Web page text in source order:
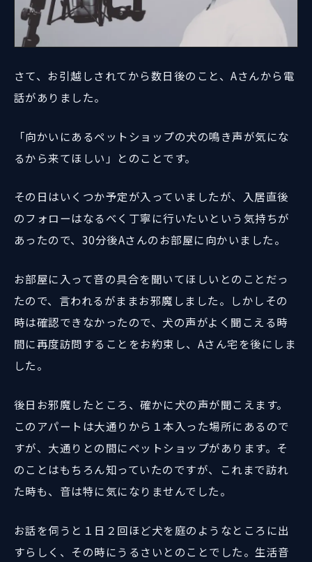
さて、お引越しされてから数日後のこと、Aさんから電
話がありました。
「向かいにあるペットショップの犬の鳴き声が気にな
るから来てほしい」とのことです。
その日はいくつか予定が入っていましたが、入居直後
のフォローはなるべく丁寧に行いたいという気持ちが
あったので、30分後Aさんのお部屋に向かいました。
お部屋に入って音の具合を聞いてほしいとのことだっ
たので、言われるがままお邪魔しました。しかしその
時は確認できなかったので、犬の声がよく聞こえる時
間に再度訪問することをお約束し、Aさん宅を後にしま
した。
後日お邪魔したところ、確かに犬の声が聞こえます。
このアパートは大通りから１本入った場所にあるので
すが、大通りとの間にペットショップがあります。そ
のことはもちろん知っていたのですが、これまで訪れ
た時も、音は特に気になりませんでした。
お話を伺うと１日２回ほど犬を庭のようなところに出
すらしく、その時にうるさいとのことでした。生活音